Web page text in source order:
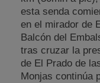
esta senda
en el mirador de
Balcón del
tras cruzar la
de El Prado de
Monjas continúa